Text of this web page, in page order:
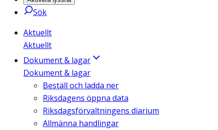
Sök
Aktuellt
Aktuellt
Dokument & lagar
Dokument & lagar
Beställ och ladda ner
Riksdagens öppna data
Riksdagsförvaltningens diarium
Allmänna handlingar